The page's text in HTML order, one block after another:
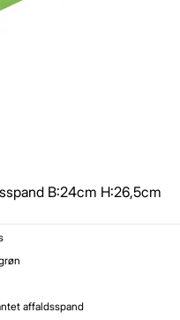
B:24cm H:26,5cm
affaldsspand